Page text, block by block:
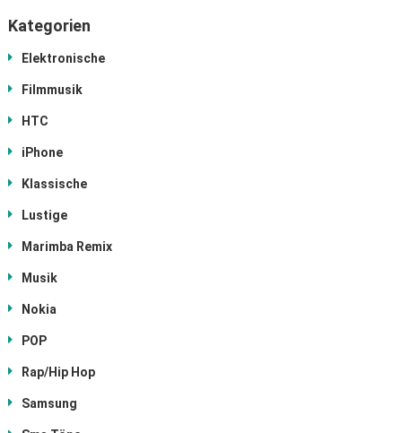
Kategorien
Elektronische
Filmmusik
HTC
iPhone
Klassische
Lustige
Marimba Remix
Musik
Nokia
POP
Rap/Hip Hop
Samsung